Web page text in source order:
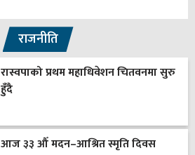
राजनीति
रास्वपाको प्रथम महाधिवेशन चितवनमा सुरु
हुँदै
आज ३३ औँ मदन–आश्रित स्मृति दिवस